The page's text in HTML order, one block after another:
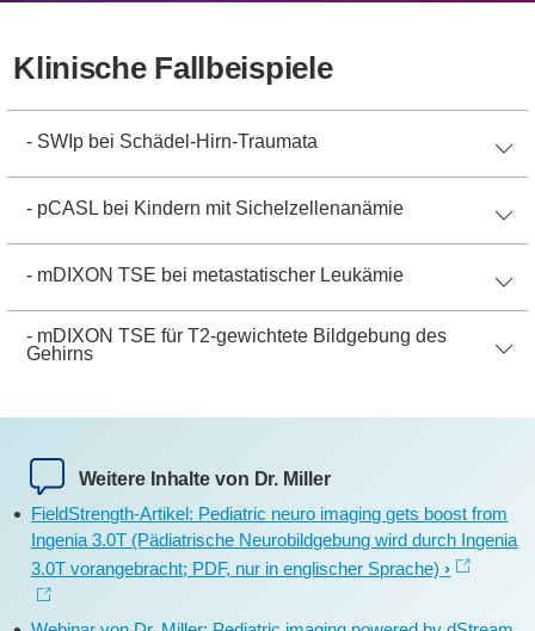
Klinische Fallbeispiele
- SWIp bei Schädel-Hirn-Traumata
- pCASL bei Kindern mit Sichelzellenanämie
- mDIXON TSE bei metastatischer Leukämie
- mDIXON TSE für T2-gewichtete Bildgebung des
Gehirns
Weitere Inhalte von Dr. Miller
FieldStrength-Artikel: Pediatric neuro imaging gets boost from
Ingenia 3.0T (Pädiatrische Neurobildgebung wird durch Ingenia
3.0T vorangebracht; PDF, nur in englischer Sprache)